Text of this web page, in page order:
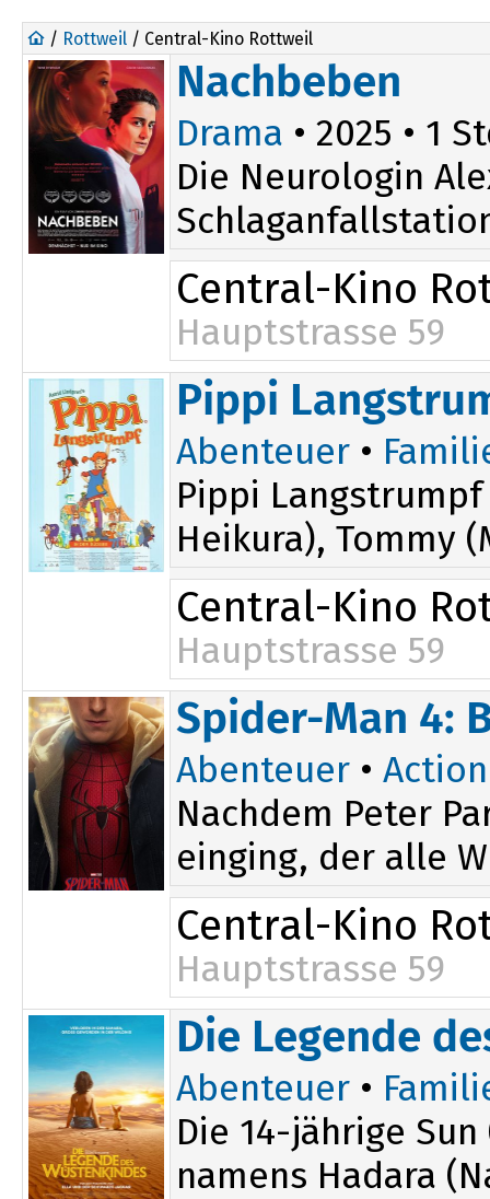
/ Rottweil / Central-Kino Rottweil
Nachbeben
Drama • 2025 • 1
Die Neurologin
Central-Kino
Hauptstrasse 59
Pippi
Abenteuer •
Pippi
Heikura), Tommy
Central-Kino
Hauptstrasse 59
Spider-Man 4:
Abenteuer • Action
Nachdem Peter
einging, der alle
Central-Kino
Hauptstrasse 59
Die Legende
Abenteuer •
Die 14-jährige
namens Hadara